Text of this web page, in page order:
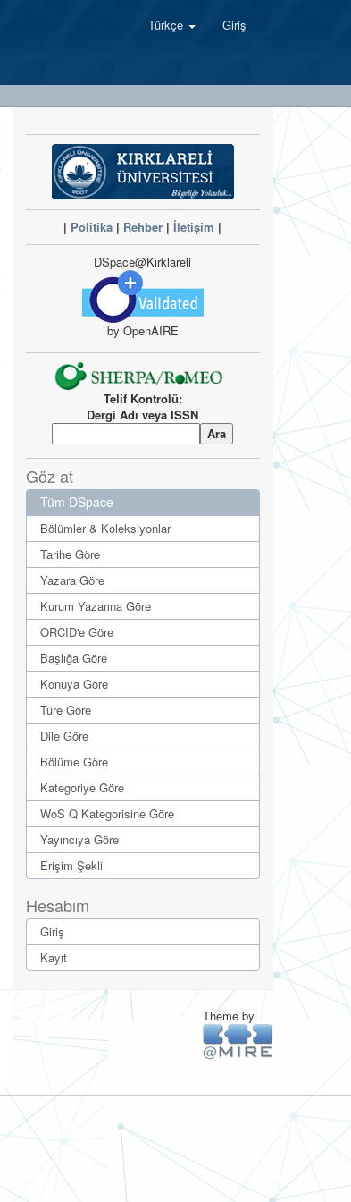
Türkçe Giriş
| Politika | Rehber |İletişim |
DSpace@Kırklareli
by OpenAIRE
Telif Kontrolü:
Dergi Adı veya ISSN
Göz at
Tüm DSpace
Bölümler & Koleksiyonlar
Tarihe Göre
Yazara Göre
Kurum Yazarına Göre
ORCID'e Göre
Başlığa Göre
Konuya Göre
Türe Göre
Dile Göre
Bölüme Göre
Kategoriye Göre
WoS Q Kategorisine Göre
Yayıncıya Göre
Erişim Şekli
Hesabım
Giriş
Kayıt
Theme by